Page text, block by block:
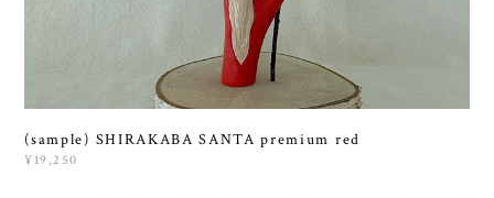
(sample) SHIRAKABA SANTA premium red
¥19,250